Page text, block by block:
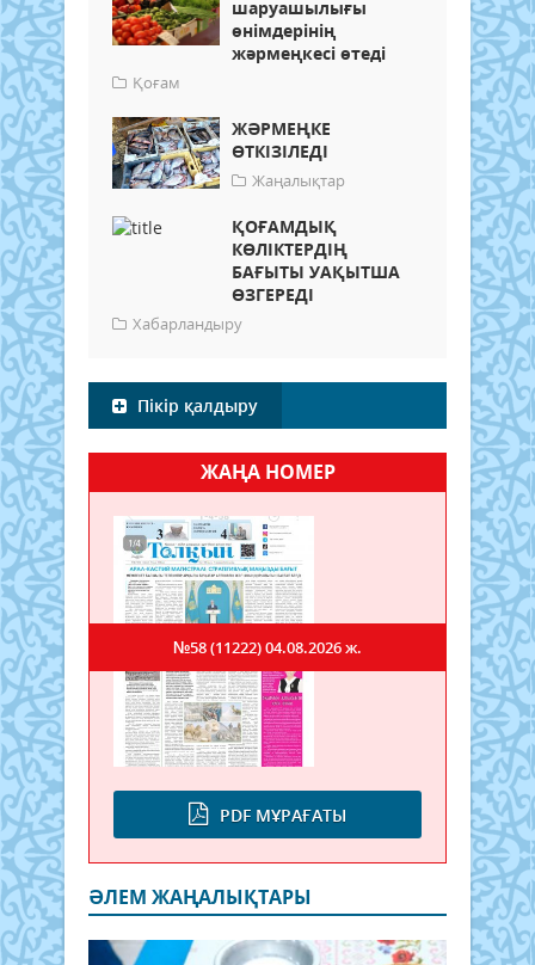
шаруашылығы
өнімдерінің
жәрмеңкесі өтеді
Қоғам
ЖӘРМЕҢКЕ
ӨТКІЗІЛЕДІ
Жаңалықтар
ҚОҒАМДЫҚ
КӨЛІКТЕРДІҢ
БАҒЫТЫ УАҚЫТША
ӨЗГЕРЕДІ
Хабарландыру
Пікір қалдыру
ЖАҢА НОМЕР
PDF МҰРАҒАТЫ
№58 (11222)04.08.2026 ж.
ӘЛЕМ ЖАҢАЛЫҚТАРЫ